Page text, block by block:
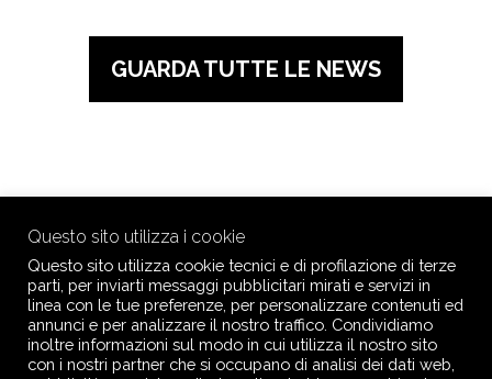
GUARDA TUTTE LE NEWS
Seguici su
Questo sito utilizza i cookie
Questo sito utilizza cookie tecnici e di profilazione di terze
parti, per inviarti messaggi pubblicitari mirati e servizi in
linea con le tue preferenze, per personalizzare contenuti ed
annunci e per analizzare il nostro traffico. Condividiamo
inoltre informazioni sul modo in cui utilizza il nostro sito
con i nostri partner che si occupano di analisi dei dati web,